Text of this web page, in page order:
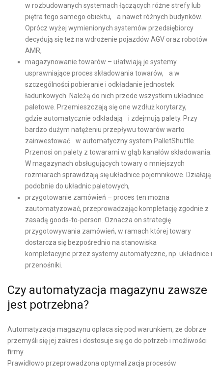
w rozbudowanych systemach łączących różne strefy lub
piętra tego samego obiektu, a nawet różnych budynków.
Oprócz wyżej wymienionych systemów przedsiębiorcy
decydują się też na wdrożenie pojazdów AGV oraz robotów
AMR,
magazynowanie towarów – ułatwiają je systemy
usprawniające proces składowania towarów, a w
szczególności pobieranie i odkładanie jednostek
ładunkowych. Należą do nich przede wszystkim układnice
paletowe. Przemieszczają się one wzdłuż korytarzy,
gdzie automatycznie odkładają i zdejmują palety. Przy
bardzo dużym natężeniu przepływu towarów warto
zainwestować w automatyczny system PalletShuttle.
Przenosi on palety z towarami w głąb kanałów składowania.
W magazynach obsługujących towary o mniejszych
rozmiarach sprawdzają się układnice pojemnikowe. Działają
podobnie do układnic paletowych,
przygotowanie zamówień – proces ten można
zautomatyzować, przeprowadzając kompletację zgodnie z
zasadą goods-to-person. Oznacza on strategię
przygotowywania zamówień, w ramach której towary
dostarcza się bezpośrednio na stanowiska
kompletacyjne przez systemy automatyczne, np. układnice i
przenośniki.
Czy automatyzacja magazynu zawsze
jest potrzebna?
Automatyzacja magazynu opłaca się pod warunkiem, że dobrze
przemyśli się jej zakres i dostosuje się go do potrzeb i możliwości
firmy.
Prawidłowo przeprowadzona optymalizacja procesów